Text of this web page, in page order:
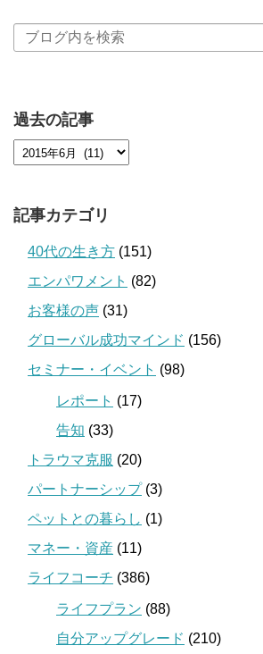
過去の記事
記事カテゴリ
40代の生き方 (151)
エンパワメント (82)
お客様の声 (31)
グローバル成功マインド (156)
セミナー・イベント (98)
レポート (17)
告知 (33)
トラウマ克服 (20)
パートナーシップ(3)
ペットとの暮らし (1)
マネー・資産 (11)
ライフコーチ (386)
ライフプラン (88)
自分アップグレード (210)